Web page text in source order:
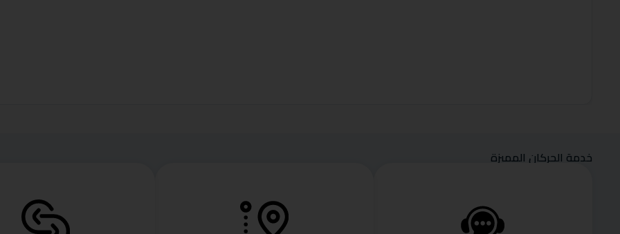
خدمة الحركان المميزة